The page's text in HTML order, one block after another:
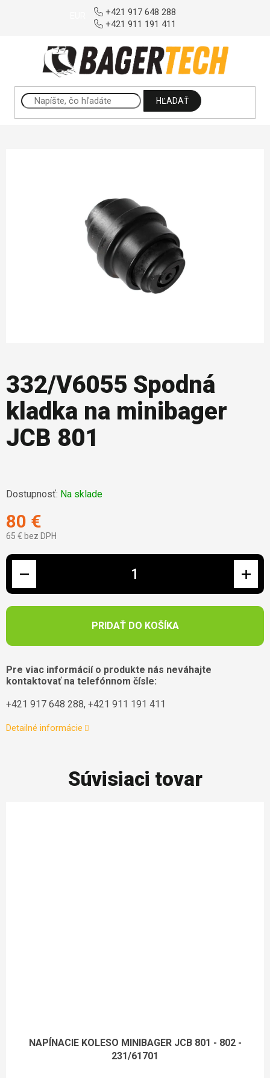
+421 917 648 288
+421 911 191 411
HĽADAŤ
332/V6055 Spodná
kladka na minibager
JCB 801
Dostupnosť: Na sklade
80 €
65 € bez DPH
Jednotková cena:
PRIDAŤ DO KOŠÍKA
Pre viac informácií o produkte nás neváhajte
kontaktovať na telefónnom čísle:
+421 917 648 288, +421 911 191 411
Detailné informácie
Súvisiaci tovar
NAPÍNACIE KOLESO MINIBAGER JCB 801 - 802 -
231/61701